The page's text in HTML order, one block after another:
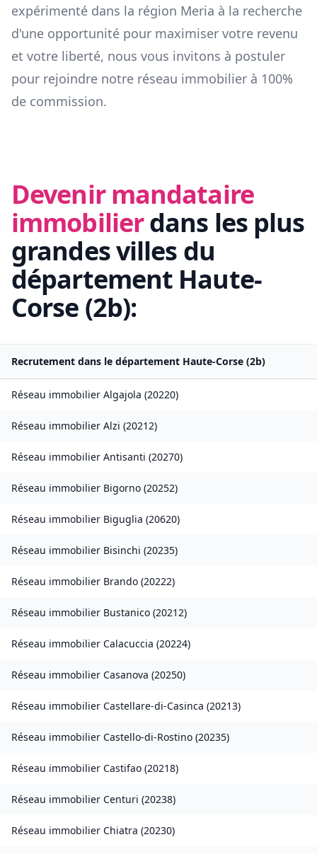
expérimenté dans la région Meria à la recherche
d'une opportunité pour maximiser votre revenu
et votre liberté, nous vous invitons à postuler
pour rejoindre notre réseau immobilier à 100%
de commission.
Devenir mandataire
immobilierdans les plus
grandes villes du
département Haute-
Corse (2b):
Recrutement dans le département Haute-Corse (2b)
Réseau immobilier Algajola (20220)
Réseau immobilier Alzi (20212)
Réseau immobilier Antisanti (20270)
Réseau immobilier Bigorno (20252)
Réseau immobilier Biguglia (20620)
Réseau immobilier Bisinchi (20235)
Réseau immobilier Brando (20222)
Réseau immobilier Bustanico (20212)
Réseau immobilier Calacuccia (20224)
Réseau immobilier Casanova (20250)
Réseau immobilier Castellare-di-Casinca (20213)
Réseau immobilier Castello-di-Rostino (20235)
Réseau immobilier Castifao (20218)
Réseau immobilier Centuri (20238)
Réseau immobilier Chiatra (20230)